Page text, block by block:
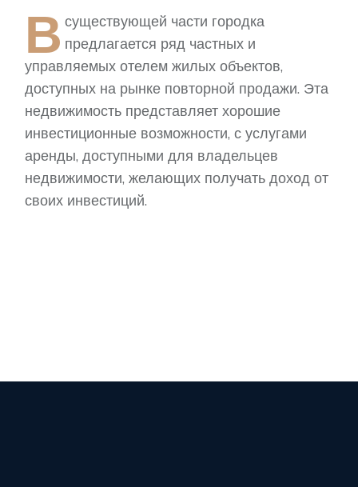
В существующей части городка
предлагается ряд частных и
управляемых отелем жилых объектов,
доступных на рынке повторной продажи. Эта
недвижимость представляет хорошие
инвестиционные возможности, с услугами
аренды, доступными для владельцев
недвижимости, желающих получать доход от
своих инвестиций.